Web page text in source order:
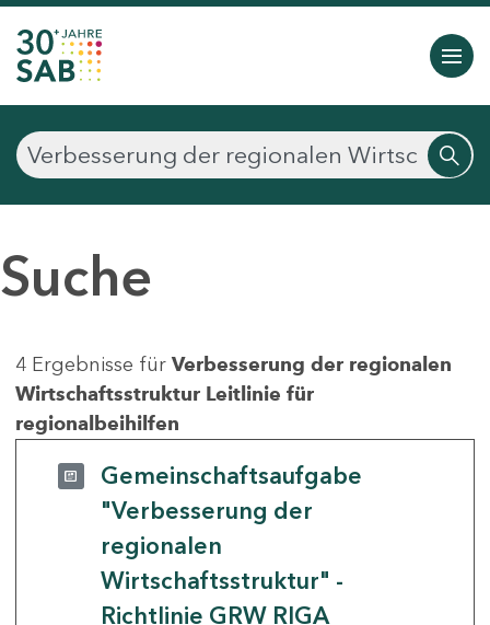
Suche
4 Ergebnisse für Verbesserung der regionalen
Wirtschaftsstruktur Leitlinie für
regionalbeihilfen
Gemeinschaftsaufgabe
"Verbesserung der
regionalen
Wirtschaftsstruktur" -
Richtlinie GRW RIGA